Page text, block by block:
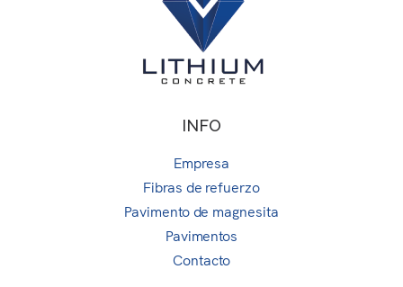
INFO
Empresa
Fibras de refuerzo
Pavimento de magnesita
Pavimentos
Contacto